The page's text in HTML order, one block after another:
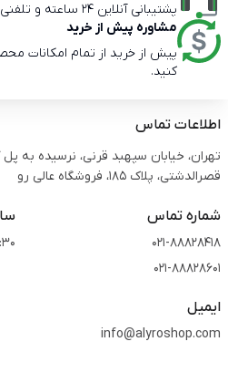
پشتیبانی آنلاین 24 ساعته و تلفنی ساعات اداری
مشاوره پیش از خرید
پیش از خرید از تمام امکانات
کنید.
اطلاعات تماس
تهران، خیابان سپهبد قرنی، نرسیده به
قصرالدشتی،‌ پلاک 185، فروشگاه عالی رو
شماره تماس
021-88828418
021-88828601
9:30 الی
ایمیل
info@alyroshop.com